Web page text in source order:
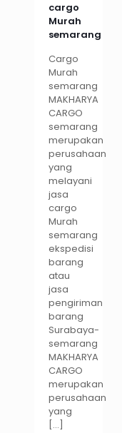
cargo
Murah
semarang
Cargo
Murah
semarang
MAKHARYA
CARGO
semarang
merupakan
perusahaan
yang
melayani
jasa
cargo
Murah
semarang
ekspedisi
barang
atau
jasa
pengiriman
barang
Surabaya-
semarang
MAKHARYA
CARGO
merupakan
perusahaan
yang
[…]